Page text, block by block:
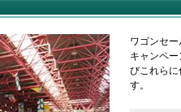
ワゴンセ
キャンペ
びこれら
す。